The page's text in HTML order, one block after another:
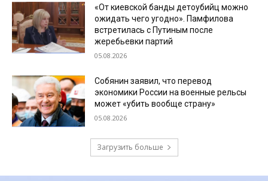
«От киевской банды детоубийц можно
ожидать чего угодно». Памфилова
встретилась с Путиным после
жеребьевки партий
05.08.2026
Собянин заявил, что перевод
экономики России на военные рельсы
может «убить вообще страну»
05.08.2026
Загрузить больше